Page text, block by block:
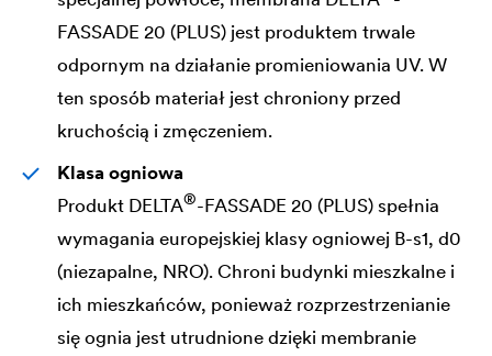
FASSADE 20 (PLUS) jest produktem trwale
odpornym na działanie promieniowania UV. W
ten sposób materiał jest chroniony przed
kruchością i zmęczeniem.
Klasa ogniowa
Produkt DELTA®-FASSADE 20 (PLUS) spełnia
wymagania europejskiej klasy ogniowej B-s1, d0
(niezapalne, NRO). Chroni budynki mieszkalne i
ich mieszkańców, ponieważ rozprzestrzenianie
się ognia jest utrudnione dzięki membranie